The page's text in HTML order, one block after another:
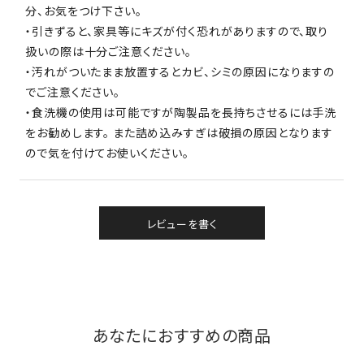
分、お気をつけ下さい。
・引きずると、家具等にキズが付く恐れがありますので、取り
扱いの際は十分ご注意ください。
・汚れがついたまま放置するとカビ、シミの原因になりますの
でご注意ください。
・食洗機の使用は可能ですが陶製品を長持ちさせるには手洗
をお勧めします。 また詰め込みすぎは破損の原因となります
ので気を付けてお使いください。
レビューを書く
あなたにおすすめの商品